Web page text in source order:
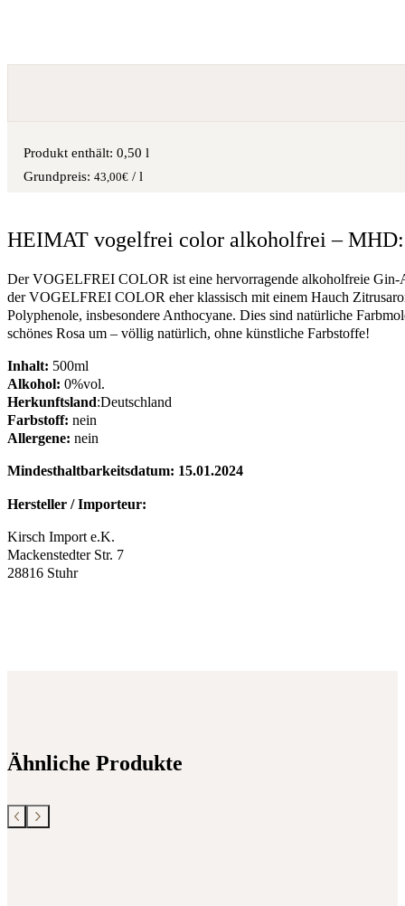
Produkt enthält: 0,50l
43,00€ /l
HEIMAT vogelfrei color alkoholfrei –
Der VOGELFREI COLOR ist eine hervorragende alkoholfreie
der VOGELFREI COLOR eher klassisch mit einem Hauch
Polyphenole, insbesondere Anthocyane. Dies sind natürliche
schönes Rosa um – völlig natürlich, ohne künstliche Farbstoffe!
Inhalt: 500ml
Alkohol: 0%vol.
Herkunftsland:Deutschland
Farbstoff: nein
Allergene: nein
Mindesthaltbarkeitsdatum: 15.01.2024
Hersteller / Importeur:
Kirsch Import e.K.
Mackenstedter Str. 7
28816 Stuhr
Ähnliche Produkte